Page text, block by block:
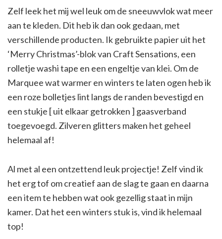
Zelf leek het mij wel leuk om de sneeuwvlok wat meer
aan te kleden. Dit heb ik dan ook gedaan, met
verschillende producten. Ik gebruikte papier uit het
‘Merry Christmas’-blok van Craft Sensations, een
rolletje washi tape en een engeltje van klei. Om de
Marquee wat warmer en winters te laten ogen heb ik
een roze bolletjes lint langs de randen bevestigd en
een stukje [ uit elkaar getrokken ] gaasverband
toegevoegd. Zilveren glitters maken het geheel
helemaal af!
Al met al een ontzettend leuk projectje! Zelf vind ik
het erg tof om creatief aan de slag te gaan en daarna
een item te hebben wat ook gezellig staat in mijn
kamer. Dat het een winters stuk is, vind ik helemaal
top!